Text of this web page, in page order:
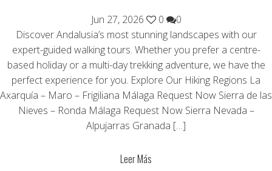
Jun 27, 2026 0
0
Discover Andalusia’s most stunning landscapes with our
expert-guided walking tours. Whether you prefer a centre-
based holiday or a multi-day trekking adventure, we have the
perfect experience for you. Explore Our Hiking Regions La
Axarquía – Maro – Frigiliana Málaga Request Now Sierra de las
Nieves – Ronda Málaga Request Now Sierra Nevada –
Alpujarras Granada […]
Leer Más